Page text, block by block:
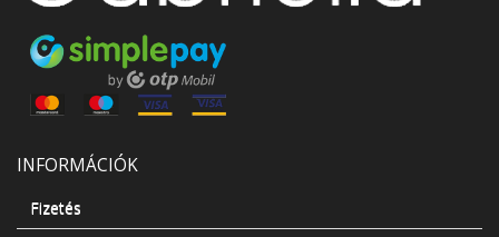
INFORMÁCIÓK
Fizetés